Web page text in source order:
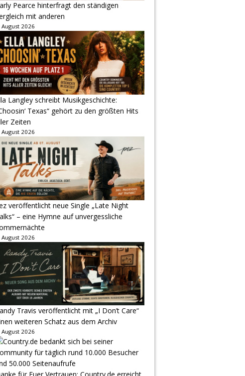
Pearce hinterfragt den ständigen
mit anderen
August 2026
Langley schreibt Musikgeschichte:
Texas“ gehört zu den größten Hits
Zeiten
August 2026
veröffentlicht neue Single „Late Night
– eine Hymne auf unvergessliche
August 2026
Travis veröffentlicht mit „I Don’t Care“
weiteren Schatz aus dem Archiv
August 2026